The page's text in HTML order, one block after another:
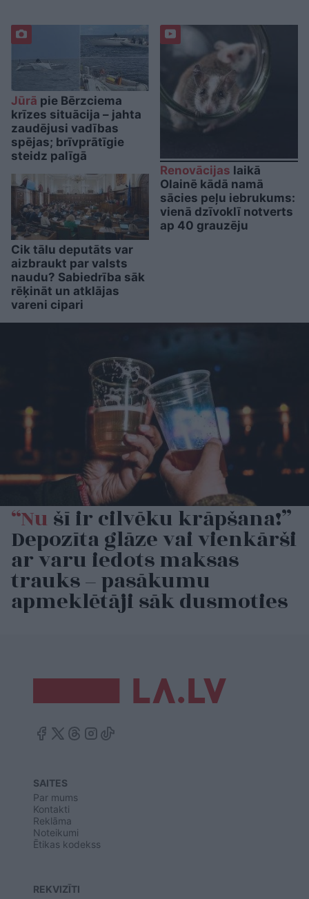
Jūrā pie Bērzciema
krīzes situācija – jahta
zaudējusi vadības
spējas; brīvprātīgie
steidz palīgā
Cik tālu deputāts var
aizbraukt par valsts
naudu? Sabiedrība sāk
rēķināt un atklājas
vareni cipari
Renovācijas laikā
Olainē kādā namā
sācies peļu iebrukums:
vienā dzīvoklī notverts
ap 40 grauzēju
“Nušī ir cilvēku krāpšana!”
Depozīta glāze vai vienkārši
ar varu iedots maksas
trauks – pasākumu
apmeklētāji sāk dusmoties
SAITES
Par mums
Kontakti
Reklāma
Noteikumi
Ētikas kodekss
REKVIZĪTI